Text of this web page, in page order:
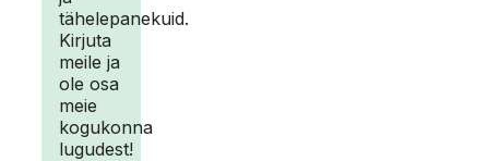
tähelepanekuid.
Kirjuta
meile ja
ole osa
meie
kogukonna
lugudest!